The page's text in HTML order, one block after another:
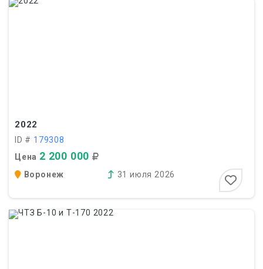
2022
ID # 179308
Цена 2 200 000
Воронеж 31 июля 2026